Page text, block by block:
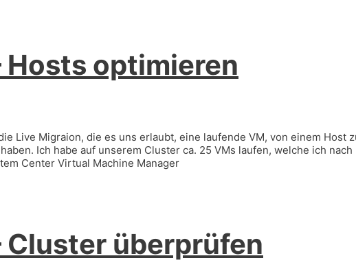
Hosts optimieren
Live Migraion, die es uns erlaubt, eine laufende VM, von einem Host
Ich habe auf unserem Cluster ca. 25 VMs laufen, welche ich nach
Center Virtual Machine Manager
Cluster überprüfen